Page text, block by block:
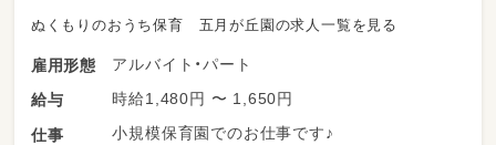
ぬくもりのおうち保育 五月が丘園の求人一覧を見る
雇用形態
アルバイト・パート
給与
時給1,480円 〜 1,650円
仕事
小規模保育園でのお仕事です♪